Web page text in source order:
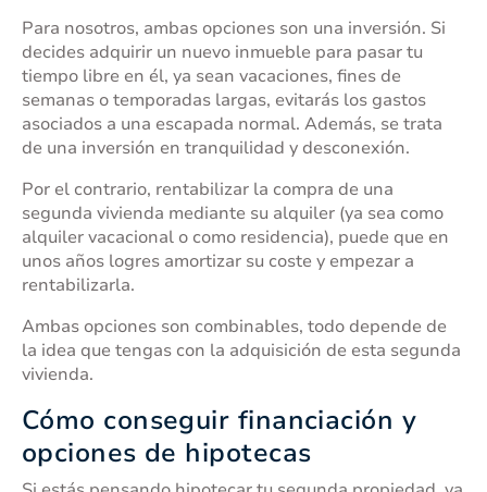
Para nosotros, ambas opciones son una inversión. Si
decides adquirir un nuevo inmueble para pasar tu
tiempo libre en él, ya sean vacaciones, fines de
semanas o temporadas largas, evitarás los gastos
asociados a una escapada normal. Además, se trata
de una inversión en tranquilidad y desconexión.
Por el contrario, rentabilizar la compra de una
segunda vivienda mediante su alquiler (ya sea como
alquiler vacacional o como residencia), puede que en
unos años logres amortizar su coste y empezar a
rentabilizarla.
Ambas opciones son combinables, todo depende de
la idea que tengas con la adquisición de esta segunda
vivienda.
Cómo conseguir financiación y
opciones de hipotecas